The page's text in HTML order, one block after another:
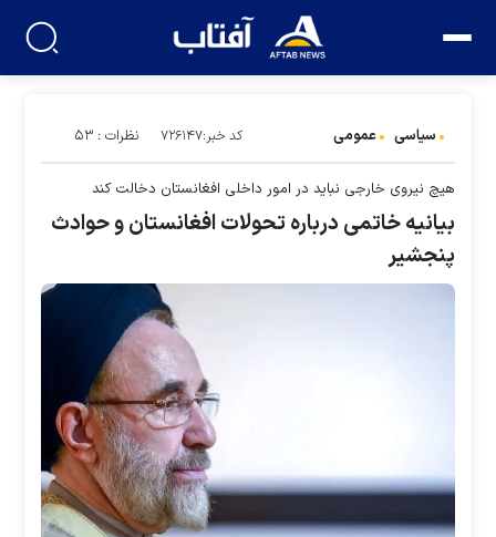
سیاسی عمومی کد خبر:۷۲۶۱۴۷ نظرات : ۵۳
هیچ نیروی خارجی نباید در امور داخلی افغانستان دخالت کند
بیانیه‌ خاتمی درباره تحولات افغانستان و حوادث
پنجشیر